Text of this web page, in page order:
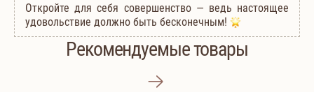
Откройте для себя совершенство — ведь настоящее
удовольствие должно быть бесконечным!
Рекомендуемые товары